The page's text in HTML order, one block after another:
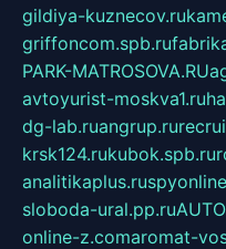
gildiya-kuznecov.ru
griffoncom.spb.ru
PARK-MATROSOVA.RU
avtoyurist-moskva1.ru
dg-lab.ruangrup.ru
krsk124.rukubok.spb.ru
analitikaplus.ru
sloboda-ural.pp.ru
online-z.comaromat-